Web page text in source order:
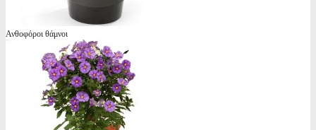
Ανθοφόροι θάμνοι